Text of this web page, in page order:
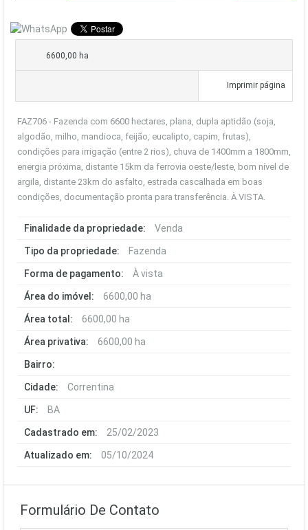
6600,00 ha
Imprimir página
FAZ706 - Fazenda com 6600 hectares, plana, dupla aptidão (soja,
algodão, milho, mandioca, feijão, eucalipto, capim, frutas),
condições para irrigação (entre 2 rios), chuva de 1400mm a 1800mm,
energia próxima, distante 15km da ferrovia oeste/leste, bom nível de
argila, distante 23km do asfalto, estrada cascalhada em boas
condições, documentação pronta para transferência. À VISTA.
Finalidade da propriedade: Venda
Tipo da propriedade: Fazenda
Forma de pagamento: À vista
Área do imóvel: 6600,00 ha
Área total: 6600,00 ha
Área privativa: 6600,00 ha
Bairro:
Cidade: Correntina
UF: BA
Cadastrado em: 25/02/2023
Atualizado em: 05/10/2024
Formulário De Contato